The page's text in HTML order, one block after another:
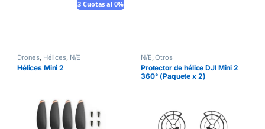
3 Cuotas al 0%
Drones, Hélices, N/E
Hélices Mini 2
N/E,Otros
Protector de hélice DJI Mini 2
360° (Paquete x 2)